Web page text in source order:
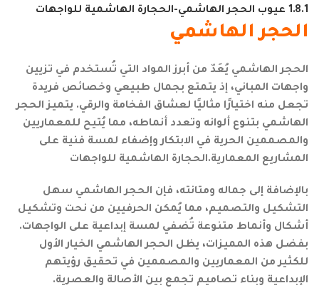
1.8.1 عيوب الحجر الهاشمي-الحجارة الهاشمية للواجهات
الحجر الهاشمي
الحجر الهاشمي يُعَدّ من أبرز المواد التي تُستخدم في تزيين
واجهات المباني، إذ يتمتع بجمال طبيعي وخصائص فريدة
تجعل منه اختيارًا مثاليًا لعشاق الفخامة والرقي. يتميز الحجر
الهاشمي بتنوع ألوانه وتعدد أنماطه، مما يُتيح للمعماريين
والمصممين الحرية في الابتكار وإضفاء لمسة فنية على
المشاريع المعمارية.الحجارة الهاشمية للواجهات
بالإضافة إلى جماله ومتانته، فإن الحجر الهاشمي سهل
التشكيل والتصميم، مما يُمكن الحرفيين من نحت وتشكيل
أشكال وأنماط متنوعة تُضفي لمسة إبداعية على الواجهات.
بفضل هذه المميزات، يظل الحجر الهاشمي الخيار الأول
للكثير من المعماريين والمصممين في تحقيق رؤيتهم
الإبداعية وبناء تصاميم تجمع بين الأصالة والعصرية.